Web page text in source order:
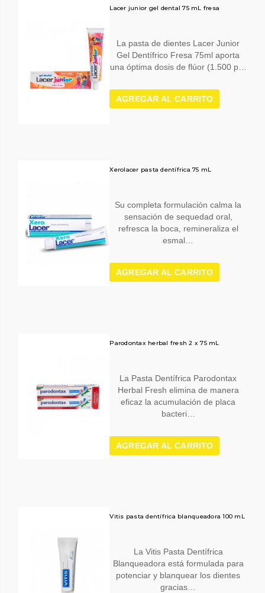
Lacer junior gel dental 75 mL fresa
La pasta de dientes Lacer Junior
Gel Dentífrico Fresa 75ml aporta
una óptima dosis de flúor (1.500 p…
AGREGAR AL CARRITO
Xerolacer pasta dentífrica 75 mL
Su completa formulación calma la
sensación de sequedad oral,
refresca la boca, remineraliza el
esmal…
AGREGAR AL CARRITO
Parodontax herbal fresh 2 x 75 mL
La Pasta Dentífrica Parodontax
Herbal Fresh elimina de manera
eficaz la acumulación de placa
bacteri…
AGREGAR AL CARRITO
Vitis pasta dentífrica blanqueadora 100 mL
La Vitis Pasta Dentífrica
Blanqueadora está formulada para
potenciar y blanquear los dientes
gracias…